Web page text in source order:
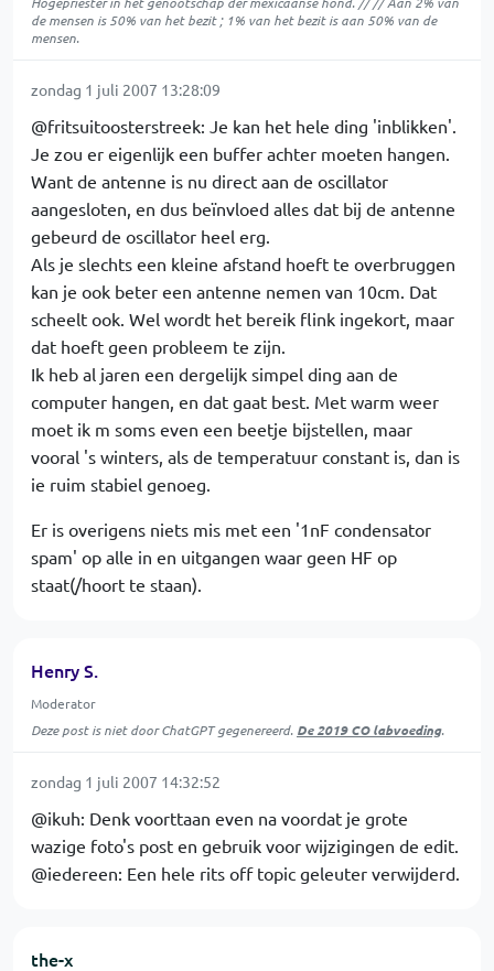
de mensen is 50% van het bezit ; 1% van het bezit is aan 50% van de
mensen.
zondag 1 juli 2007 13:28:09
@fritsuitoosterstreek: Je kan het hele ding 'inblikken'.
Je zou er eigenlijk een buffer achter moeten hangen.
Want de antenne is nu direct aan de oscillator
aangesloten, en dus beïnvloed alles dat bij de antenne
gebeurd de oscillator heel erg.
Als je slechts een kleine afstand hoeft te overbruggen
kan je ook beter een antenne nemen van 10cm. Dat
scheelt ook. Wel wordt het bereik flink ingekort, maar
dat hoeft geen probleem te zijn.
Ik heb al jaren een dergelijk simpel ding aan de
computer hangen, en dat gaat best. Met warm weer
moet ik m soms even een beetje bijstellen, maar
vooral 's winters, als de temperatuur constant is, dan is
ie ruim stabiel genoeg.
Er is overigens niets mis met een '1nF condensator
spam' op alle in en uitgangen waar geen HF op
staat(/hoort te staan).
Henry S.
Moderator
Deze post is niet door ChatGPT gegenereerd. De 2019 CO labvoeding.
zondag 1 juli 2007 14:32:52
@ikuh: Denk voorttaan even na voordat je grote
wazige foto's post en gebruik voor wijzigingen de edit.
@iedereen: Een hele rits off topic geleuter verwijderd.
the-x